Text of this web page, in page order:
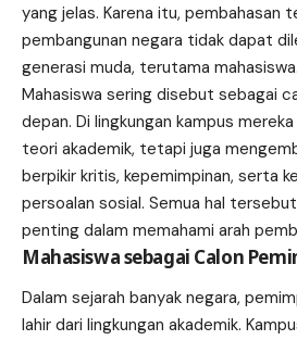
yang jelas. Karena itu, pembahasan
pembangunan negara tidak dapat
generasi muda, terutama mahasiswa.
Mahasiswa sering disebut sebagai
depan. Di lingkungan kampus
teori akademik, tetapi juga
berpikir kritis, kepemimpinan, serta
persoalan sosial. Semua hal
penting dalam memahami arah
Mahasiswa sebagai Calon
Dalam sejarah banyak negara,
lahir dari lingkungan akademik.